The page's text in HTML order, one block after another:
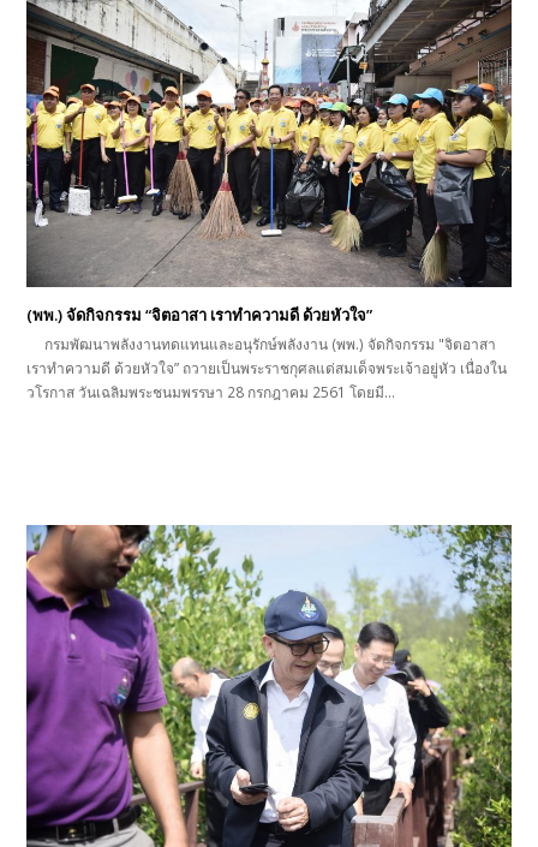
(พพ.) จัดกิจกรรม “จิตอาสา เราทำความดี ด้วยหัวใจ”
กรมพัฒนาพลังงานทดแทนและอนุรักษ์พลังงาน (พพ.) จัดกิจกรรม "จิตอาสา
เราทำความดี ด้วยหัวใจ” ถวายเป็นพระราชกุศลแด่สมเด็จพระเจ้าอยู่หัว เนื่องใน
วโรกาส วันเฉลิมพระชนมพรรษา 28 กรกฎาคม 2561 โดยมี…